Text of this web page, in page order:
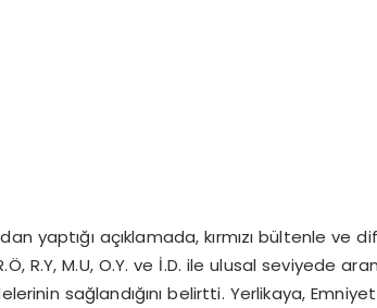
yaptığı açıklamada, kırmızı bültenle ve
R.Y, M.U, O.Y. ve İ.D. ile ulusal seviyede
sağlandığını belirtti. Yerlikaya,